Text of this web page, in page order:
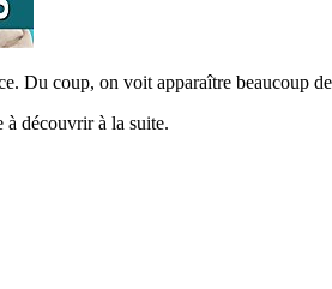
Du coup, on voit apparaître beaucoup
à découvrir à la suite.